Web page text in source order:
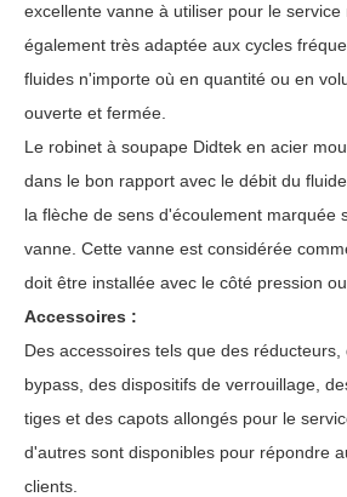
excellente vanne à utiliser pour le
également très adaptée aux cycles
fluides n'importe où en quantité ou en
ouverte et fermée.
Le robinet à soupape Didtek en acier
dans le bon rapport avec le débit du
la flèche de sens d'écoulement marquée
vanne. Cette vanne est considérée
doit être installée avec le côté pression
Accessoires :
Des accessoires tels que des
bypass, des dispositifs de verrouillage,
tiges et des capots allongés pour le
d'autres sont disponibles pour répondre
clients.